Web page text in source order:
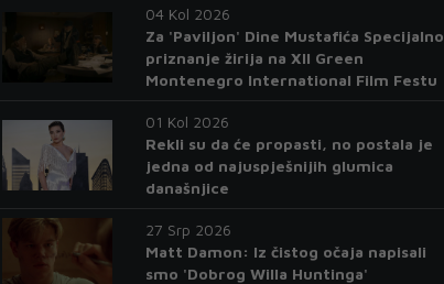
04 Kol 2026
Za 'Paviljon' Dine Mustafića Specijalno
priznanje žirija na XII Green
Montenegro International Film Festu
01 Kol 2026
Rekli su da će propasti, no postala je
jedna od najuspješnijih glumica
današnjice
27 Srp 2026
Matt Damon: Iz čistog očaja napisali
smo 'Dobrog Willa Huntinga'